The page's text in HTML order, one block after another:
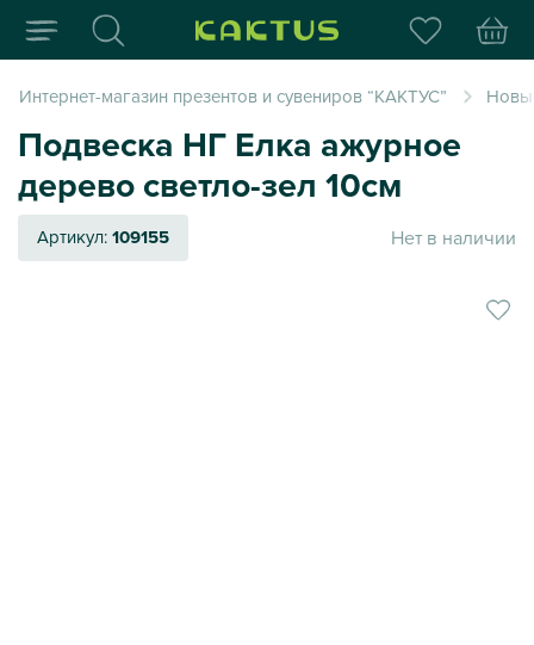
Интернет-магазин
Интернет-магазин презентов и сувениров “КАКТУС”
Подвеска НГ Елка ажурное
дерево светло-зел 10см
Артикул:109155 Нет в наличии